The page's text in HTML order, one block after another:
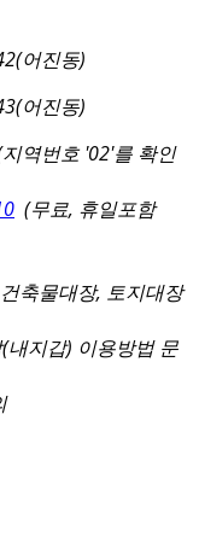
어진동)
어진동)
역번호 '02'를 확인
(무료, 휴일포함
축물대장, 토지대장
지갑) 이용방법 문